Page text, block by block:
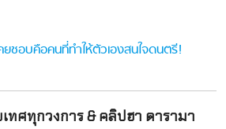
ชอบคือคนที่ทำให้ตัวเองสนใจดนตรี!
ทศทุกวงการ & คลิปฮา ดารามา